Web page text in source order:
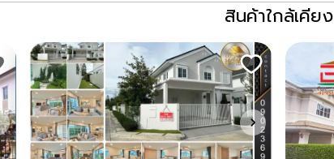
สินค้าใกล้เคียง